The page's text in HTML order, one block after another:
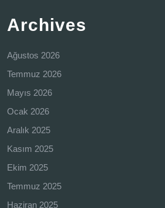
Archives
Ağustos 2026
Temmuz 2026
Mayıs 2026
Ocak 2026
Aralık 2025
Kasım 2025
Ekim 2025
Temmuz 2025
Haziran 2025